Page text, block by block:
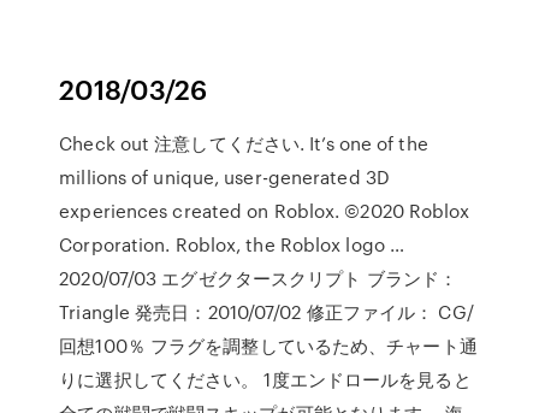
2018/03/26
Check out 注意してください. It’s one of the
millions of unique, user-generated 3D
experiences created on Roblox. ©2020 Roblox
Corporation. Roblox, the Roblox logo …
2020/07/03 エグゼクタースクリプト ブランド：
Triangle 発売日：2010/07/02 修正ファイル： CG/
回想100％ フラグを調整しているため、チャート通
りに選択してください。 1度エンドロールを見ると